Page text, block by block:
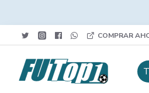
COMPRAR